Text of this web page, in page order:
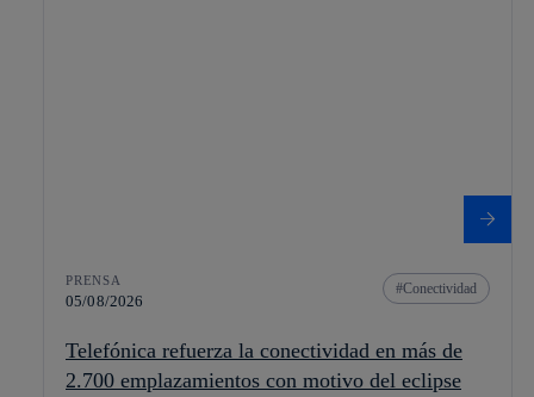
PRENSA
05/08/2026
Conectividad
Telefónica refuerza la conectividad en más de
2.700 emplazamientos con motivo del eclipse